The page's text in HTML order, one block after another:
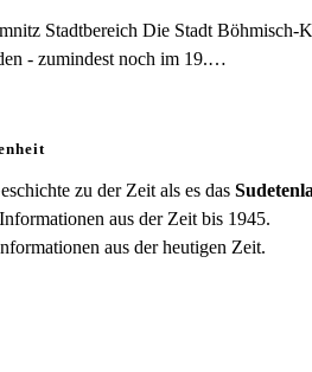
Stadtbereich Die Stadt
- zumindest noch im 19.…
zu der Zeit als es das
aus der Zeit bis 1945.
aus der heutigen Zeit.